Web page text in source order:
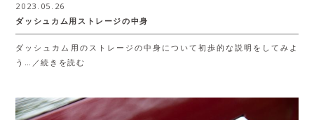
2023.05.26
ダッシュカム用ストレージの中身
ダッシュカム用のストレージの中身について初歩的な説明をしてみよ
う…／続きを読む